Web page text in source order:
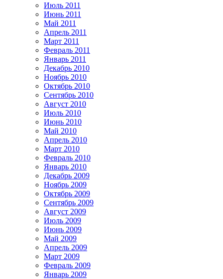
Июль 2011
Июнь 2011
Май 2011
Апрель 2011
Март 2011
Февраль 2011
Январь 2011
Декабрь 2010
Ноябрь 2010
Октябрь 2010
Сентябрь 2010
Август 2010
Июль 2010
Июнь 2010
Май 2010
Апрель 2010
Март 2010
Февраль 2010
Январь 2010
Декабрь 2009
Ноябрь 2009
Октябрь 2009
Сентябрь 2009
Август 2009
Июль 2009
Июнь 2009
Май 2009
Апрель 2009
Март 2009
Февраль 2009
Январь 2009